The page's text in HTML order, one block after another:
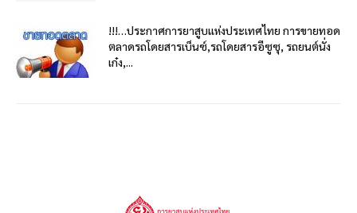
!!!…ประกาศการยาสูบแห่งประเทศไทย การขายทอด
ตลาดรถโดยสารเบ็นซ์,รถโดยสารอีซูซุ, รถยนต์นั่ง
เก๋ง,...